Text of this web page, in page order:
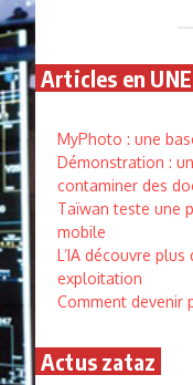
Articles en UNE
MyPhoto : une
Démonstration :
contaminer des
Taïwan teste une
mobile
L’IA découvre
exploitation
Comment devenir
Actus zataz